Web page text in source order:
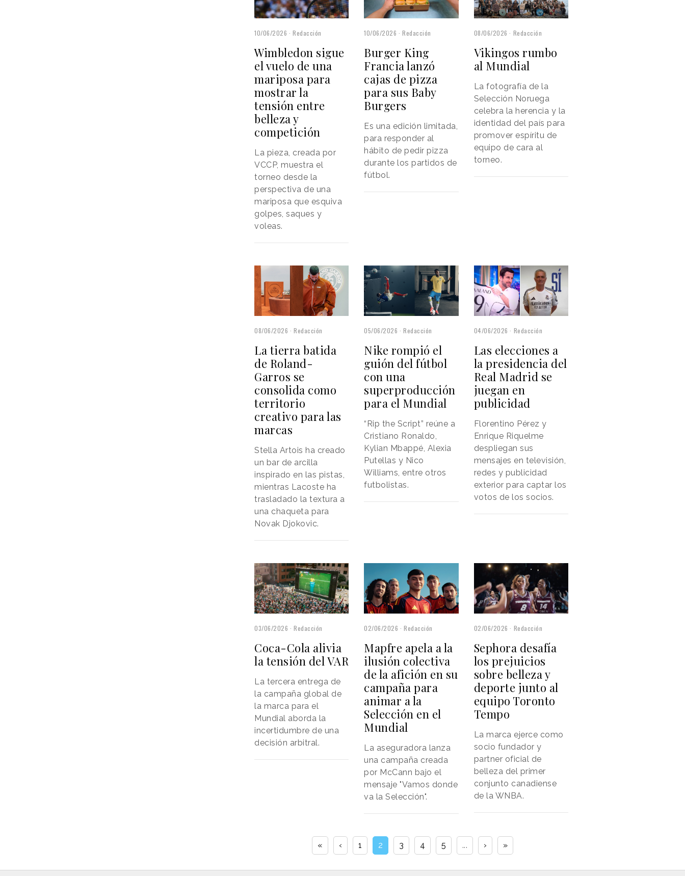
10/06/2026 Redacción
Wimbledon sigue
el vuelo de una
mariposa para
mostrar la
tensión entre
belleza y
competición
La pieza, creada por
VCCP, muestra el
torneo desde la
perspectiva de una
mariposa que esquiva
golpes, saques y
voleas.
10/06/2026 Redacción
Burger King
Francia lanzó
cajas de pizza
para sus Baby
Burgers
Es una edición limitada,
para responder al
hábito de pedir pizza
durante los partidos de
fútbol.
08/06/2026 Redacción
Vikingos rumbo
al Mundial
La fotografía de la
Selección Noruega
celebra la herencia y la
identidad del país para
promover espíritu de
equipo de cara al
torneo.
08/06/2026 Redacción
La tierra batida
de Roland-
Garros se
consolida como
territorio
creativo para las
marcas
Stella Artois ha creado
un bar de arcilla
inspirado en las pistas,
mientras Lacoste ha
trasladado la textura a
una chaqueta para
Novak Djokovic.
05/06/2026 Redacción
Nike rompió el
guión del fútbol
con una
superproducción
para el Mundial
“Rip the Script” reúne a
Cristiano Ronaldo,
Kylian Mbappé, Alexia
Putellas y Nico
Williams, entre otros
futbolistas.
04/06/2026 Redacción
Las elecciones a
la presidencia del
Real Madrid se
juegan en
publicidad
Florentino Pérez y
Enrique Riquelme
despliegan sus
mensajes en televisión,
redes y publicidad
exterior para captar los
votos de los socios.
03/06/2026 Redacción
Coca-Cola alivia
la tensión del VAR
La tercera entrega de
la campaña global de
la marca para el
Mundial aborda la
incertidumbre de una
decisión arbitral.
02/06/2026 Redacción
Mapfre apela a la
ilusión colectiva
de la afición en su
campaña para
animar a la
Selección en el
Mundial
La aseguradora lanza
una campaña creada
por McCann bajo el
mensaje "Vamos donde
va la Selección".
02/06/2026 Redacción
Sephora desafía
los prejuicios
sobre belleza y
deporte junto al
equipo Toronto
Tempo
La marca ejerce como
socio fundador y
partner oficial de
belleza del primer
conjunto canadiense
de la WNBA.
« ‹ 1 2 3 4 5 ... › »